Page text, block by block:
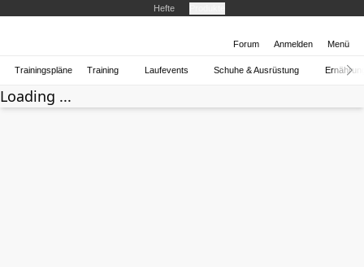
Hefte
Forum Anmelden Menü
Trainingspläne Training Laufevents Schuhe & Ausrüstung
Loading ...